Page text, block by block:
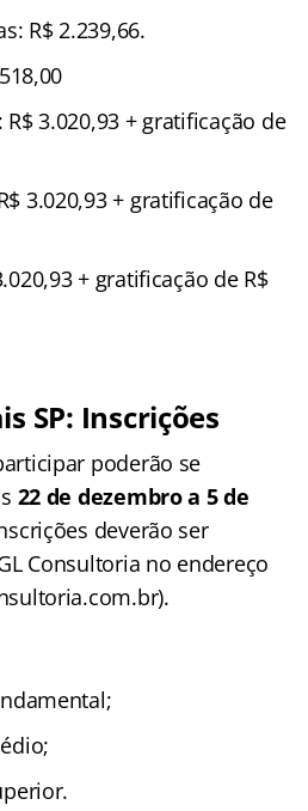
R$ 2.239,66.
3.020,93 + gratificação de
3.020,93 + gratificação de
+ gratificação de R$
SP: Inscrições
poderão se
22 de dezembro a 5 de
deverão ser
Consultoria no endereço